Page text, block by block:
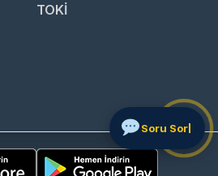
TOKİ
So